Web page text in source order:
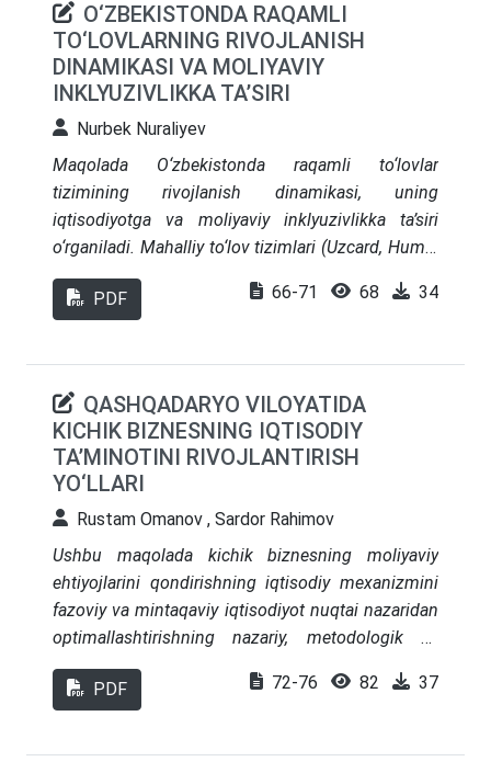
joriy etilishiga ta’sir etuvchi umumiy
rag‘batlantiruvchi hamda cheklovchi omillarni
aniqlovchi integratsiyalashgan konseptual
modelni ishlab chiqadi. Model tijorat banklari va
markaziy banklar o‘rtasidagi o‘zaro munosabatlarni
yoritib, texnologiyalarni joriy etish tartibga solish
ekotizimida amal qiluvchi rag‘batlantiruvchi va
cheklovchi omillar muvozanati bilan belgilanishini
ko‘rsatadi. Taklif etilgan model kelgusidagi empirik
nazariy asos bo‘lib xizmat qiladi.
O‘ZBEKISTONDA RAQAMLI
TO‘LOVLARNING RIVOJLANISH
DINAMIKASI VA MOLIYAVIY
INKLYUZIVLIKKA TA’SIRI
Nurbek Nuraliyev
Maqolada O‘zbekistonda raqamli to‘lovlar
tizimining rivojlanish dinamikasi, uning
iqtisodiyotga va moliyaviy inklyuzivlikka ta’siri
o‘rganiladi. Mahalliy to‘lov tizimlari (Uzcard, Humo,
Payme, Click va boshqalar) faoliyatini tahlil qilib,
raqamli to‘lovlar hajmining yillik o‘sish
doirasidagi islohotlar yoritiladi. Tadqiqot
mamlakatda raqamli to‘lov infratuzilmasini yanada
takomillashtirish va moliyaviy xizmatlarni
aholining barcha qatlamlariga yetkazish bo‘yicha
ilmiy asoslangan taklif va tavsiyalar bilan
yakunlanadi.
PDF 66-71 68 34
QASHQADARYO VILOYATIDA
KICHIK BIZNESNING IQTISODIY
TA’MINOTINI RIVOJLANTIRISH
YO‘LLARI
Rustam Omanov , Sardor Rahimov
Ushbu maqolada kichik biznesning moliyaviy
ehtiyojlarini qondirishning iqtisodiy mexanizmini
fazoviy va mintaqaviy iqtisodiyot nuqtai nazaridan
optimallashtirishning nazariy, metodologik va
amaliy jihatlari ko‘rib chiqiladi. Qashqadaryo
viloyati va O‘zbekiston Respublikasi bo‘yicha
PDF 72-76 82 37